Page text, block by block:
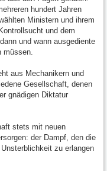
hundert Jahren
Ministern und ihrem
und dem
und wann ausgediente
müssen.
aus Mechanikern und
Gesellschaft, denen
gnädigen Diktatur
stets mit neuen
der Dampf, den die
zu erlangen